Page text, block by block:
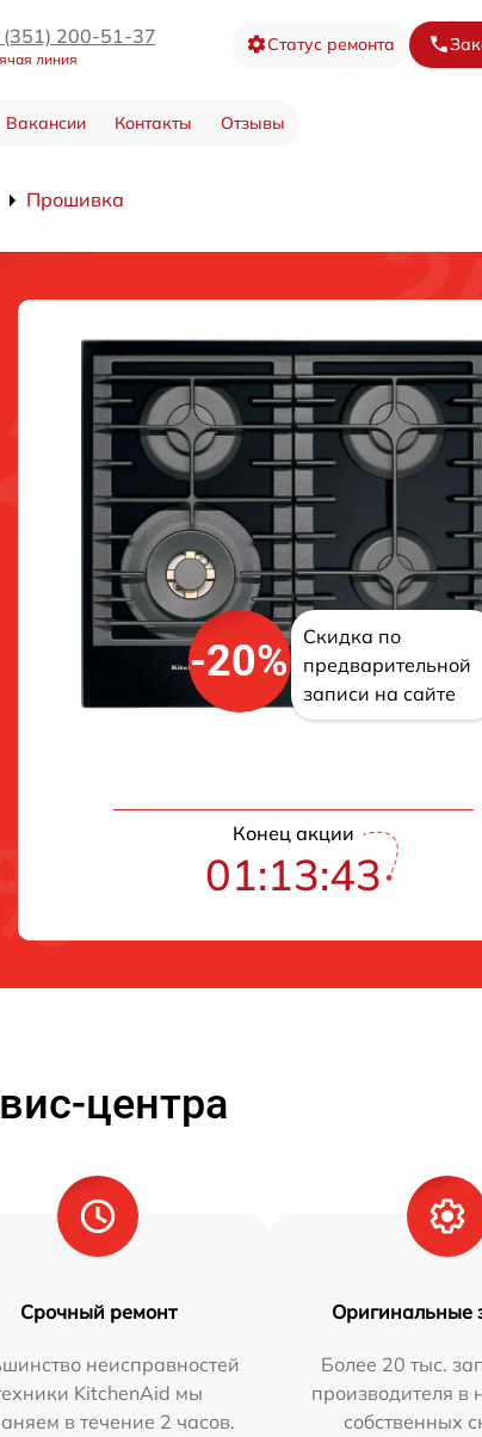
(351) 200-51-37
линия
Статус ремонта
Вакансии Контакты Отзывы
Прошивка
-20%
Скидка по
предварительной
записи на сайте
Конец акции
01:13:42
центра
Срочный ремонт
неисправностей
KitchenAid мы
в течение 2 часов.
Оригинальные
Более 20 тыс.
производителя в
собственных